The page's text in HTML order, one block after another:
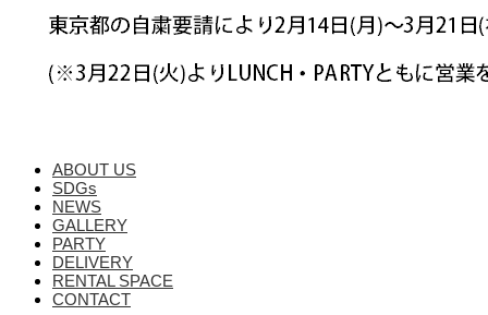
ABOUT US
SDGs
NEWS
GALLERY
PARTY
DELIVERY
RENTAL SPACE
CONTACT